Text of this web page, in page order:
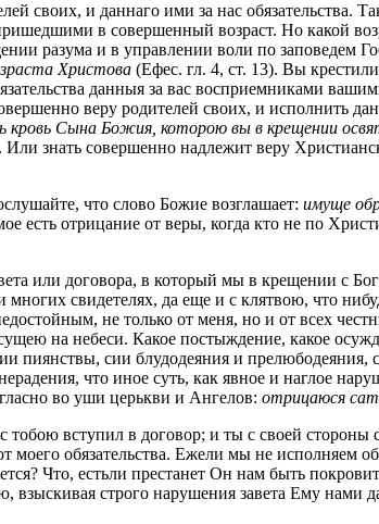
своих, и даннаго ими за нас обязательства.
в совершенный возраст. Но какой
разума и в управлении воли по заповедем
Христова (Ефес. гл. 4, ст. 13). Вы
данныя за вас восприемниками
веру родителей своих, и исполнить
кровь Cына Божия, которою вы в крещении
знать совершенно надлежит веру
что слово Божие возглашает: имуще
есть отрицание от веры, когда кто не по
или договора, в который мы в крещении с
свидетелях, да еще и с клятвою, что
не только от меня, но и от всех
на небеси. Какое постыждение, какое
сии блудодеяния и прелюбодеяния,
что иное суть, как явное и наглое
во уши церькви и Ангелов: отрицаюся
вступил в договор; и ты с своей стороны
моего обязательства. Ежели мы не исполняем
Что, естьли престанет Он нам быть
строго нарушения завета Ему нами